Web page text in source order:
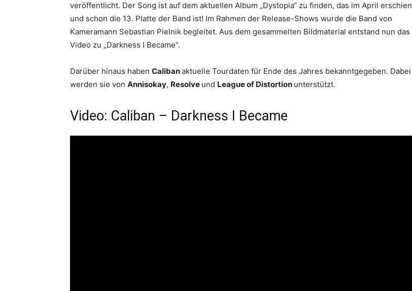
veröffentlicht. Der Song ist auf dem aktuellen Album „Dystopia“ zu finden, das im April erschien
und schon die 13. Platte der Band ist! Im Rahmen der Release-Shows wurde die Band von
Kameramann Sebastian Pielnik begleitet. Aus dem gesammelten Bildmaterial entstand nun das
Video zu „Darkness I Became“.
Darüber hinaus haben Calibanaktuelle Tourdaten für Ende des Jahres bekanntgegeben. Dabei
werden sie von Annisokay, Resolve und League of Distortion unterstützt.
Video: Caliban – Darkness I Became